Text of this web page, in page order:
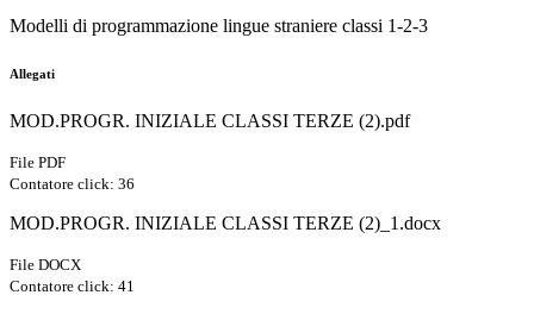
Modelli di programmazione lingue straniere classi 1-2-3
Allegati
MOD.PROGR. INIZIALE CLASSI TERZE (2).pdf
File PDF
Contatore click: 36
MOD.PROGR. INIZIALE CLASSI TERZE (2)_1.docx
File DOCX
Contatore click: 41